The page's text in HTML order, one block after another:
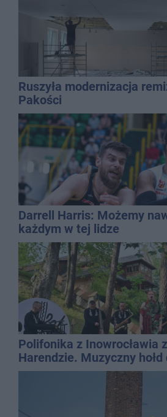
Ruszyła modernizacja
Pakości
Darrell Harris: Możemy
każdym w tej lidze
Polifonika z Inowrocławia
Harendzie. Muzyczny hołd
Kasprowicza